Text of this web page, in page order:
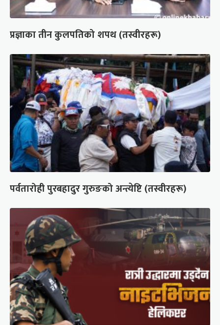
प्रज्ञाका तीन कुलपतिको शपथ (तस्वीरहरू)
पर्वतारोही पुरबहादुर गुरुङको अन्त्येष्टि (तस्वीरहरू)